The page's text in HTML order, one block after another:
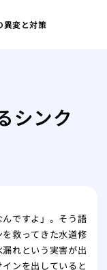
異変と対策
修
ト
浴
お
シンク
んですよ」。そう語
救ってきた水道修
れという実害が出
ンを出していると